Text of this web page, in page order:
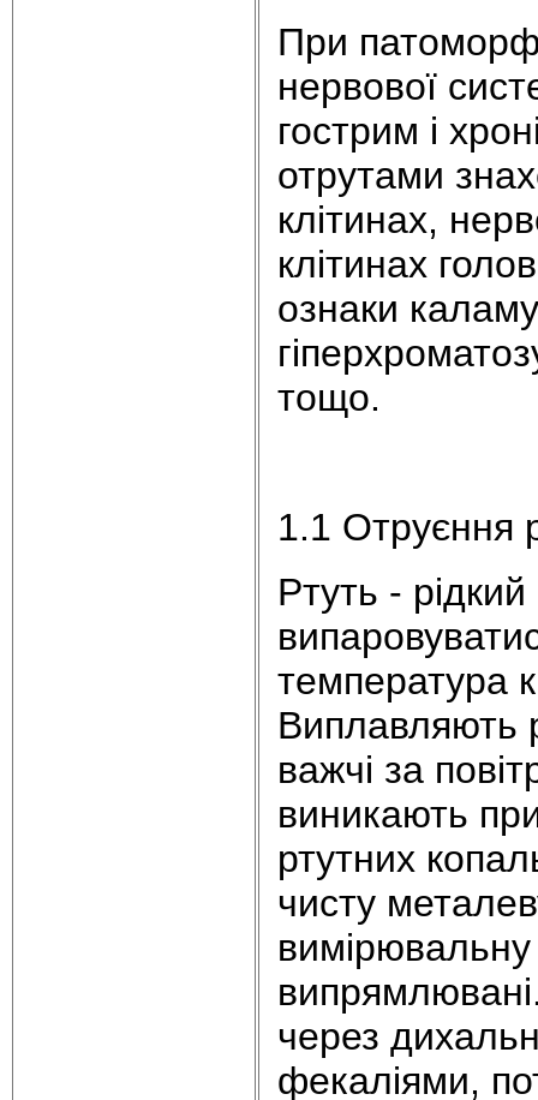
При
нервової
гострим і
отрутами
клітинах,
клітинах
ознаки
тощо.
1.1 Отруєння
Ртуть -
температура
Виплавляють
важчі за
виникають
ртутних
чисту
вимірювальну
через
фекаліями,